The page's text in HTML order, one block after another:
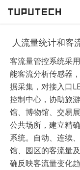
人流量统计和客
客流量管控系统采
能客流分析传感器
据采集，对接入口
控制中心，协助旅
馆、博物馆、交易
公共场所，建立精
系统。自动、连续
馆、园区的客流量
确反映客流量变化